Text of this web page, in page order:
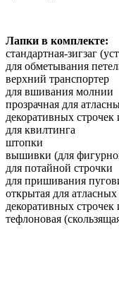
Лапки в комплекте:
стандартная-зигзаг
для обметывания
верхний транспортер
для вшивания молнии
прозрачная для
декоративных
для квилтинга
штопки
вышивки (для
для потайной строчки
для пришивания
открытая для
декоративных
тефлоновая